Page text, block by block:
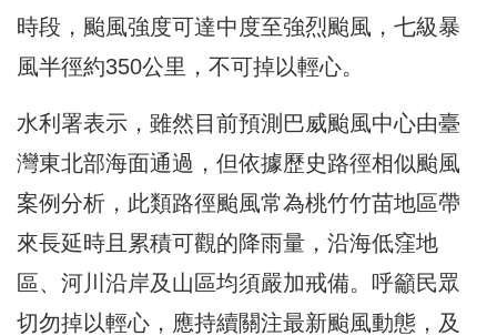
時段，颱風強度可達中度至強烈颱風，七級暴
風半徑約350公里，不可掉以輕心。
水利署表示，雖然目前預測巴威颱風中心由臺
灣東北部海面通過，但依據歷史路徑相似颱風
案例分析，此類路徑颱風常為桃竹竹苗地區帶
來長延時且累積可觀的降雨量，沿海低窪地
區、河川沿岸及山區均須嚴加戒備。呼籲民眾
切勿掉以輕心，應持續關注最新颱風動態，及